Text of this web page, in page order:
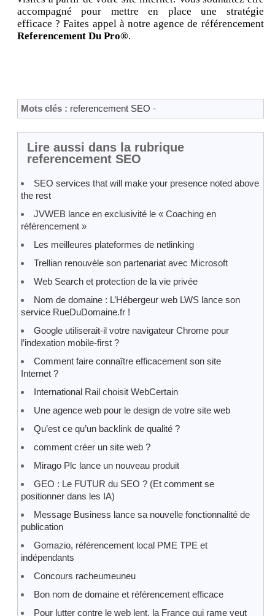
accompagné pour mettre en place une stratégie
efficace ? Faites appel à notre agence de référencement
Referencement Du Pro®.
Mots clés : referencement SEO -
Lire aussi dans la rubrique
referencement SEO
SEO services that will make your presence noted above
the rest
JVWEB lance en exclusivité le « Coaching en
référencement »
Les meilleures plateformes de netlinking
Trellian renouvèle son partenariat avec Microsoft
Web Search et protection de la vie privée
Nom de domaine : L’Hébergeur web LWS lance son
service RueDuDomaine.fr !
Google utiliserait-il votre navigateur Chrome pour
l’indexation mobile-first ?
Comment faire connaître efficacement son site
Internet ?
International Rail choisit WebCertain
Une agence web pour le design de votre site web
Qu’est ce qu’un backlink de qualité ?
comment créer un site web ?
Mirago Plc lance un nouveau produit
GEO : Le FUTUR du SEO ? (Et comment se
positionner dans les IA)
Message Business lance sa nouvelle fonctionnalité de
publication
Gomazio, référencement local PME TPE et
indépendants
Concours racheumeuneu
Bon nom de domaine et référencement efficace
Pour lutter contre le web lent, la France qui rame veut